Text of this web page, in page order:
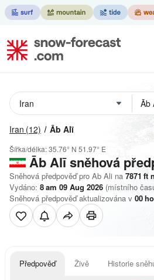
Iran (12) Āb Alī
Šířka/délka:35.76° N 51.97° E
Āb Alīsněhová
Sněhová předpověď pro Ab Ali na 7871 ft
Vydáno: 8 am 09 Aug 2026 (místního
Sněhová předpověď aktualizována v 00
Předpověď Živě Historie